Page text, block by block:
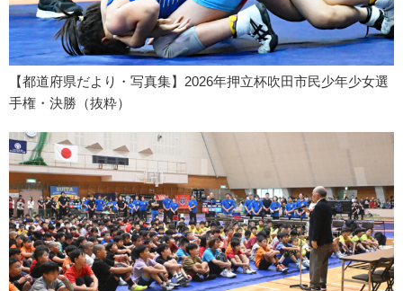
【都道府県だより・写真集】2026年押立杯吹田市民少年少女選
手権・決勝（抜粋）